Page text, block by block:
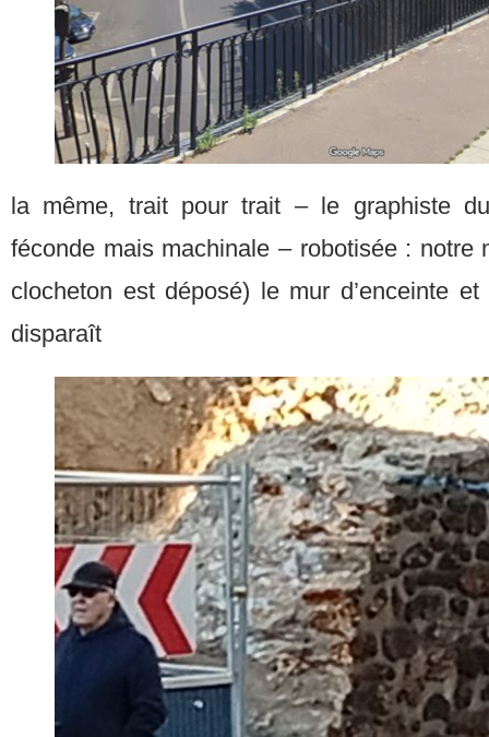
la même, trait pour trait – le graphiste
féconde mais machinale – robotisée : notre
clocheton est déposé) le mur d’enceinte
disparaît